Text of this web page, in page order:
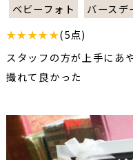
ベビーフォト
バースデ
★★★★★(5点)
スタッフの方が上手にあ
撮れて良かった